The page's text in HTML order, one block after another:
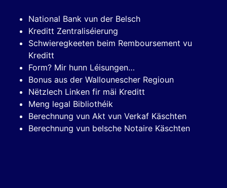
National Bank vun der Belsch
Kreditt Zentraliséierung
Schwieregkeeten beim Remboursement vu
Kreditt
Form? Mir hunn Léisungen…
Bonus aus der Wallounescher Regioun
Nëtzlech Linken fir mäi Kreditt
Meng legal Bibliothéik
Berechnung vun Akt vun Verkaf Käschten
Berechnung vun belsche Notaire Käschten